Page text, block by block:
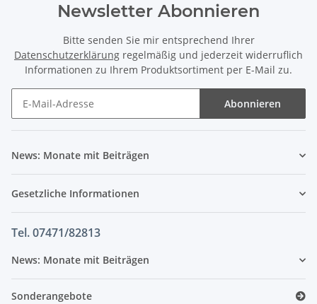
Newsletter Abonnieren
Bitte senden Sie mir entsprechend Ihrer
Datenschutzerklärung regelmäßig und jederzeit widerruflich
Informationen zu Ihrem Produktsortiment per E-Mail zu.
Abonnieren
News: Monate mit Beiträgen
Gesetzliche Informationen
Tel. 07471/82813
News: Monate mit Beiträgen
Sonderangebote